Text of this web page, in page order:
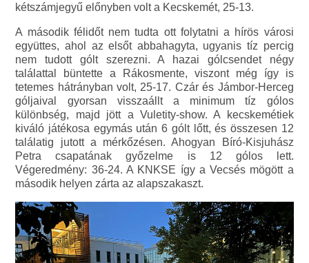
kétszámjegyű előnyben volt a Kecskemét, 25-13.
A második félidőt nem tudta ott folytatni a hírös városi
együttes, ahol az elsőt abbahagyta, ugyanis tíz percig
nem tudott gólt szerezni. A hazai gólcsendet négy
találattal büntette a Rákosmente, viszont még így is
tetemes hátrányban volt, 25-17. Czár és Jámbor-Herceg
góljaival gyorsan visszaállt a minimum tíz gólos
különbség, majd jött a Vuletity-show. A kecskemétiek
kiváló játékosa egymás után 6 gólt lőtt, és összesen 12
találatig jutott a mérkőzésen. Ahogyan Bíró-Kisjuhász
Petra csapatának győzelme is 12 gólos lett.
Végeredmény: 36-24. A KNKSE így a Vecsés mögött a
második helyen zárta az alapszakaszt.